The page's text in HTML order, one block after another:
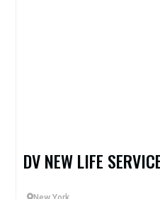
DV NEW LIFE